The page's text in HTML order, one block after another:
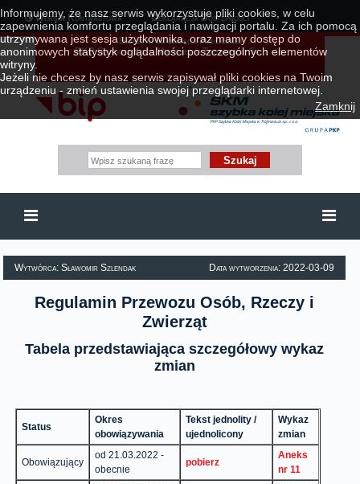
Wersja Kontrastowa Deklaracja Dostępności
Biuletyn Informacji Publicznej
PKP Szybkiej Kolei Miejskiej w Trójmieście Sp. z o.o.
Wytwórca: Sławomir Szlendak Data wytworzenia: 2022-03-09
Regulamin Przewozu Osób, Rzeczy i
Zwierząt
Tabela przedstawiająca szczegółowy wykaz
zmian
Status
Okres
obowiązywania
Tekst jednolity /
ujednolicony
Wykaz
zmian
Obowiązujący
od 21.03.2022 -
obecnie
pobierz
Aneks
nr 11
Informujemy, że nasz serwis wykorzystuje pliki cookies, w celu
zapewnienia komfortu przeglądania i nawigacji portalu. Za ich pomocą
utrzymywana jest sesja użytkownika, oraz mamy dostęp do
anonimowych statystyk oglądalności poszczególnych elementów
witryny.
Jeżeli nie chcesz by nasz serwis zapisywał pliki cookies na Twoim
urządzeniu - zmień ustawienia swojej przeglądarki internetowej.
Zamknij